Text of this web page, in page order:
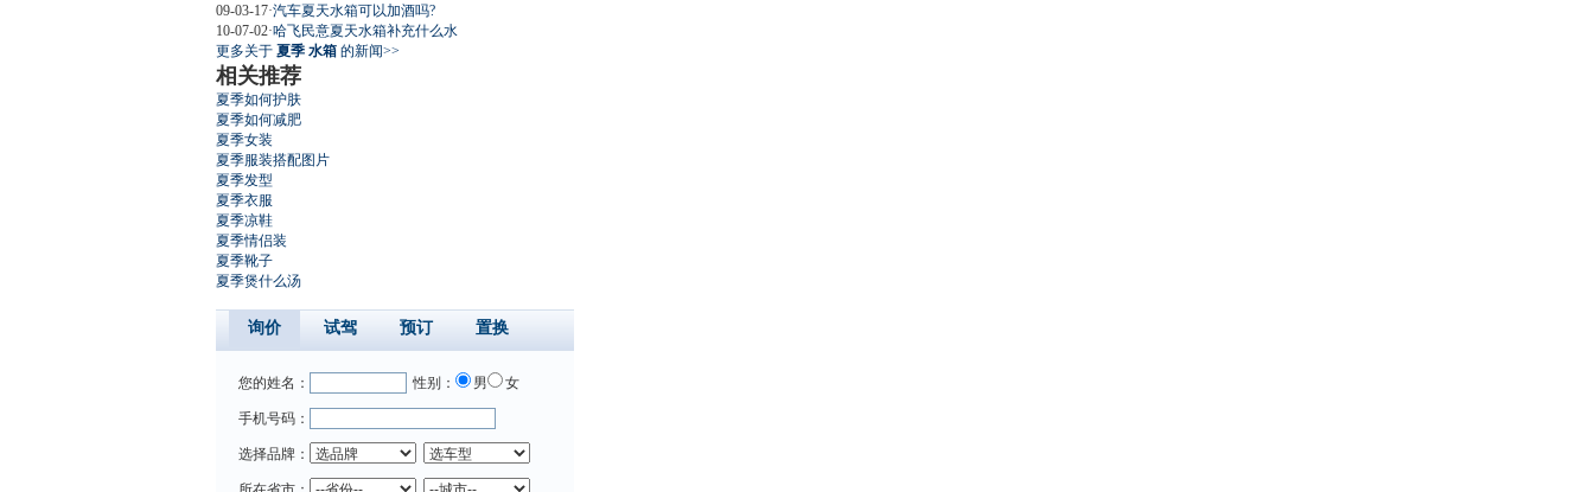
09-03-17·汽车夏天水箱可以加酒吗?
10-07-02·哈飞民意夏天水箱补充什么水
更多关于 夏季 水箱 的新闻>>
相关推荐
夏季如何护肤
夏季如何减肥
夏季女装
夏季服装搭配图片
夏季发型
夏季衣服
夏季凉鞋
夏季情侣装
夏季靴子
夏季煲什么汤
询价 试驾 预订 置换
您的姓名： 性别： 男 女
手机号码：
选择品牌：